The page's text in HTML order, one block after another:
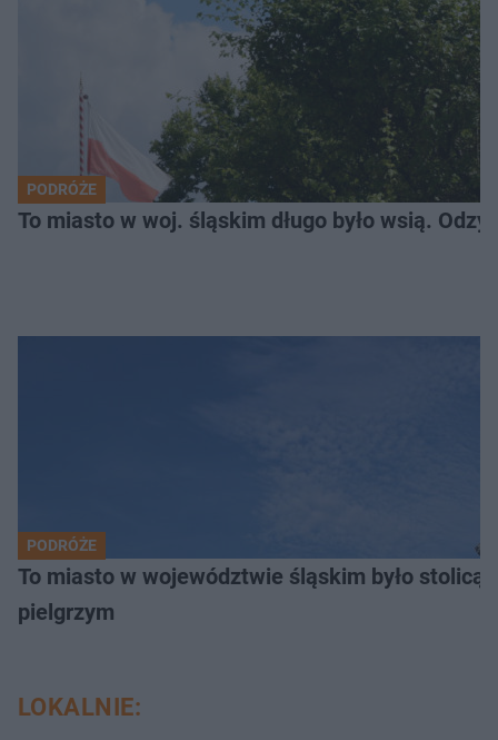
PODRÓŻE
To miasto w woj. śląskim długo było wsią.
PODRÓŻE
To miasto w województwie śląskim było
pielgrzym
LOKALNIE: